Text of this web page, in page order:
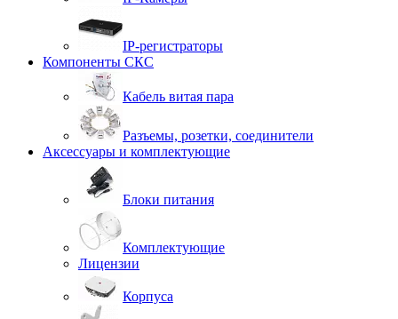
IP-регистраторы
Компоненты СКС
Кабель витая пара
Разъемы, розетки, соединители
Аксессуары и комплектующие
Блоки питания
Комплектующие
Лицензии
Корпуса